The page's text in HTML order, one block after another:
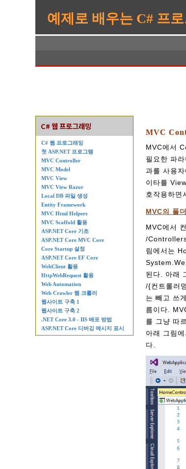
예제로 배우는 C# 프
C# 웹 프로그래밍
C# 웹 프로그래밍
첫 ASP.NET 프로그램
MVC Controller
MVC Model
MVC View
MVC View Razor
Local DB 파일 생성
Entity Framework
MVC Html Helpers
MVC Scaffold 활용
ASP.NET Core 기초
ASP.NET Core MVC Core
Core Startup 설정
ASP.NET Core EF Core
WebClient 활용
HttpWebRequest 활용
Web Automation
Web Crawler 웹 크롤러
웹사이트 구축 1
웹사이트 구축 2
.NET Core 3.0 - IIS 배포 방법
ASP.NET Core 디버깅 메시지 표시
MVC
MVC에서
필요한 파
과를 사용
이타를
호작용하면
MVC의 폴더
MVC에서
/
림에서는
된다. 아래
/{컨트롤러
는 빼고 쓰
름이다.
를 그냥 따
아래 그림
다.